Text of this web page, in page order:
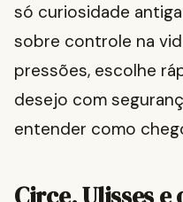
só curiosidade
sobre controle na
pressões, escolhe
desejo com
entender como